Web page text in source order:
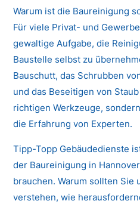
Warum ist die Baureinigung
Für viele Privat- und
gewaltige Aufgabe, die
Baustelle selbst zu
Bauschutt, das Schrubben
und das Beseitigen von
richtigen Werkzeuge,
die Erfahrung von Experten.
Tipp-Topp Gebäudedienste
der Baureinigung in
brauchen. Warum sollten Sie
verstehen, wie